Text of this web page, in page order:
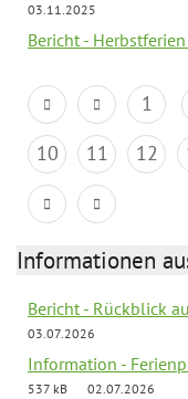
03.11.2025
Bericht -
1
10
11 12
Informationen
Bericht - Rückblick
03.07.2026
Information -
537 kB
02.07.2026